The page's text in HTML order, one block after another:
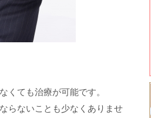
くても治療が可能です。
らないことも少なくありませ